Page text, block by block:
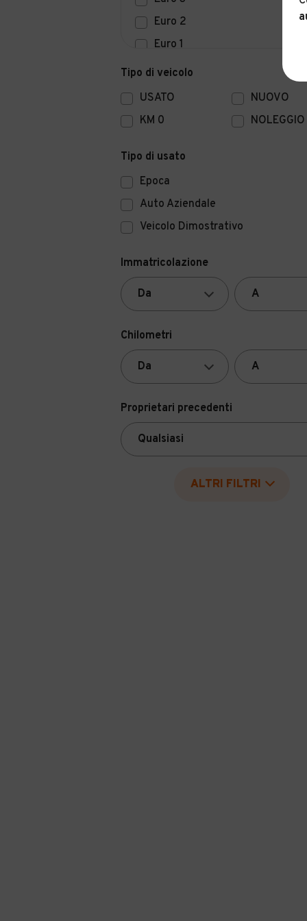
Euro 2
Euro 1
Euro 0
Tipo di veicolo
USATO
NUOVO
KM 0
NOLEGGIO
Tipo di usato
Epoca
Auto Aziendale
Veicolo Dimostrativo
Immatricolazione
Chilometri
Proprietari precedenti
ALTRI FILTRI